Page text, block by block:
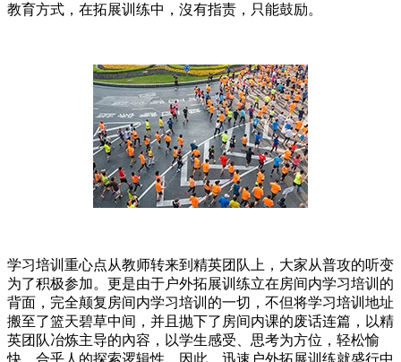
教育方式，在拓展训练中，沒有指责，只能鼓励。
学习培训重心点从教师转来到精英团队上，大家从普攻的听变
为了积极参加。更是由于户外拓展训练立在房间内学习培训的
背面，完全颠复房间内学习培训的一切，不但将学习培训地址
搬至了篮天碧草中间，并且抛下了房间内课的废话连篇，以精
英团队冶炼主导的內容，以学生感受、思考为方位，轻松愉
快，合乎人的探索逻辑性，因此，迅速户外拓展训练就盛行中